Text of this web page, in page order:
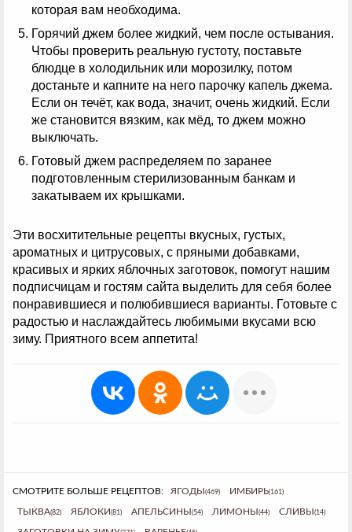
которая вам необходима.
Горячий джем более жидкий, чем после остывания.
Чтобы проверить реальную густоту, поставьте
блюдце в холодильник или морозилку, потом
достаньте и капните на него парочку капель джема.
Если он течёт, как вода, значит, очень жидкий. Если
же становится вязким, как мёд, то джем можно
выключать.
Готовый джем распределяем по заранее
подготовленным стерилизованным банкам и
закатываем их крышками.
Эти восхитительные рецепты вкусных, густых,
ароматных и цитрусовых, с пряными добавками,
красивых и ярких яблочных заготовок, помогут нашим
подписчицам и гостям сайта выделить для себя более
понравившиеся и полюбившиеся варианты. Готовьте с
радостью и наслаждайтесь любимыми вкусами всю
зиму. Приятного всем аппетита!
СМОТРИТЕ БОЛЬШЕ РЕЦЕПТОВ: ЯГОДЫ(469) ИМБИРЬ(161)
ТЫКВА(82) ЯБЛОКИ(81) АПЕЛЬСИНЫ(54) ЛИМОНЫ(44) СЛИВЫ(14)